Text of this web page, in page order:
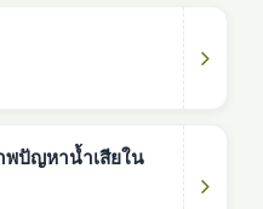
พปัญหาน้ำเสียใน